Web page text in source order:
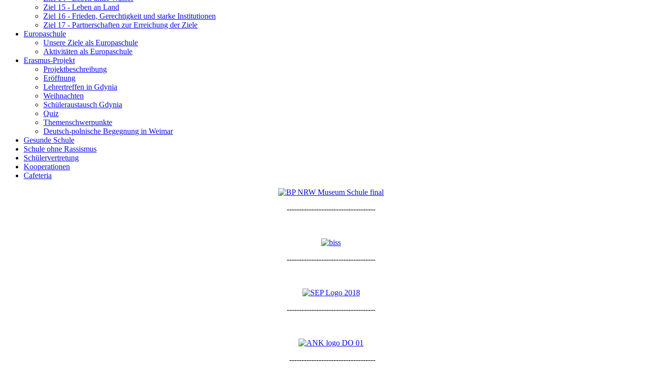
Ziel 15 - Leben an Land
Ziel 16 - Frieden, Gerechtigkeit und starke Institutionen
Ziel 17 - Partnerschaften zur Erreichung der Ziele
Europaschule
Unsere Ziele als Europaschule
Aktivitäten als Europaschule
Erasmus-Projekt
Projektbeschreibung
Eröffnung
Lehrertreffen in Gdynia
Weihnachten
Schüleraustausch Gdynia
Quiz
Themenschwerpunkte
Deutsch-polnische Begegnung in Weimar
Gesunde Schule
Schule ohne Rassismus
Schülervertretung
Kooperationen
Cafeteria
------------------------------------
------------------------------------
------------------------------------
-----------------------------------